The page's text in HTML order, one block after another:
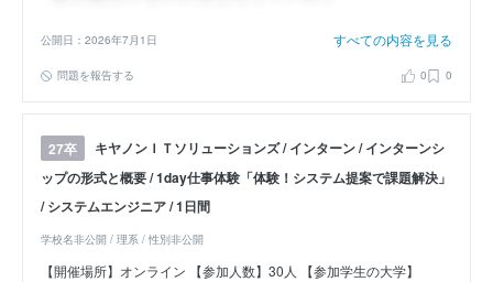
公開日：2026年7月1日 すべての内容を見る
問題を報告する 0 0
27卒
キヤノンＩＴソリューションズ / インターン / インターンシ
ップの形式と概要 / 1day仕事体験「体験！システム提案で課題解決」
/ システムエンジニア / 1日間
学校名非公開 / 理系 / 性別非公開
【開催場所】オンライン 【参加人数】30人 【参加学生の大学】